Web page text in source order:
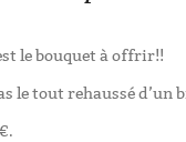
le bouquet à offrir!!
le tout rehaussé d’un